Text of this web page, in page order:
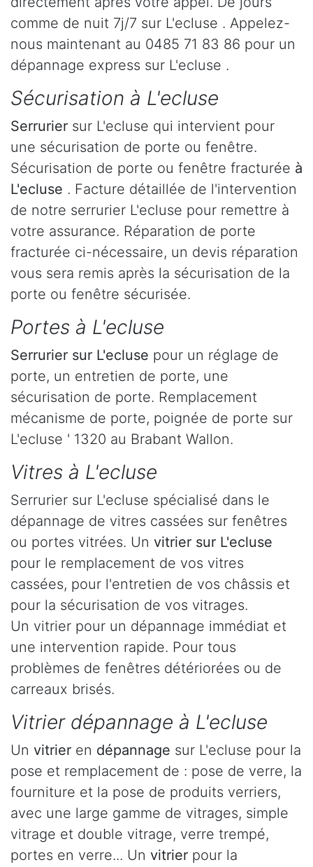
comme de nuit 7j/7 sur L'ecluse . Appelez-
nous maintenant au 0485 71 83 86 pour un
dépannage express sur L'ecluse .
Sécurisation à L'ecluse
Serrurier sur L'ecluse qui intervient pour
une sécurisation de porte ou fenêtre.
Sécurisation de porte ou fenêtre fracturée à
L'ecluse . Facture détaillée de l'intervention
de notre serrurier L'ecluse pour remettre à
votre assurance. Réparation de porte
fracturée ci-nécessaire, un devis réparation
vous sera remis après la sécurisation de la
porte ou fenêtre sécurisée.
Portes à L'ecluse
Serrurier sur L'ecluse pour un réglage de
porte, un entretien de porte, une
sécurisation de porte. Remplacement
mécanisme de porte, poignée de porte sur
L'ecluse ' 1320 au Brabant Wallon.
Vitres à L'ecluse
Serrurier sur L'ecluse spécialisé dans le
dépannage de vitres cassées sur fenêtres
ou portes vitrées. Un vitrier sur L'ecluse
pour le remplacement de vos vitres
cassées, pour l'entretien de vos châssis et
pour la sécurisation de vos vitrages.
Un vitrier pour un dépannage immédiat et
une intervention rapide. Pour tous
problèmes de fenêtres détériorées ou de
carreaux brisés.
Vitrier dépannage à L'ecluse
Un vitrier en dépannage sur L'ecluse pour la
pose et remplacement de : pose de verre, la
fourniture et la pose de produits verriers,
avec une large gamme de vitrages, simple
vitrage et double vitrage, verre trempé,
portes en verre... Un vitrier pour la